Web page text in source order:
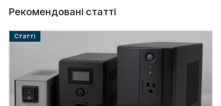
Рекомендовані статті
Cтатті